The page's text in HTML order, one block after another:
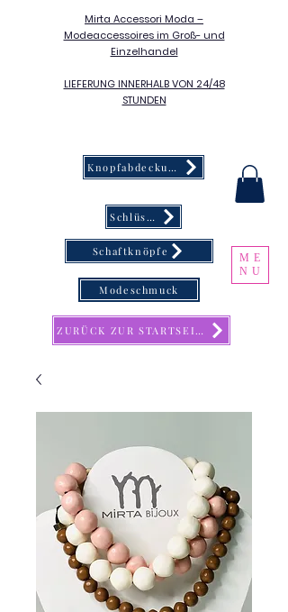
Mirta Accessori Moda –
Modeaccessoires im Groß- und
Einzelhandel
LIEFERUNG INNERHALB VON 24/48
STUNDEN
ME
NU
Knopfabdeckung
Schlüsselanhänger
Schaftknöpfe
Modeschmuck